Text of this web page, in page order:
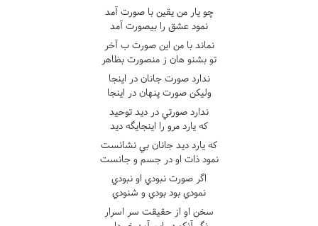
چو يار من يقين با صورت آمد
نمود عشق را بيصورت آمد
نماند با من اين صورت ب آخر
تو بشنو هان ز منصورت بظاهر
ندارد صورت جانان در اينجا
وليکن صورت پنهان در اينجا
ندارد صورتي در ديد توحيد
که يارد مرو را اينجايگه ديد
که يارد ديد جانان بي نشانست
نمود ذات او در جسم و جانست
اگر صورت نبودي او نبودي
نمودي بود بودي و شنودي
سخن او از حقيقت سر اسرار